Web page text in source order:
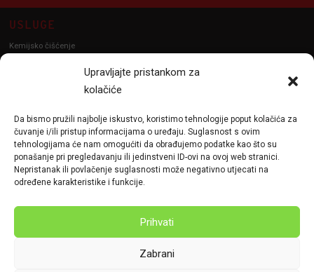
Upravljajte pristankom za
kolačiće
Da bismo pružili najbolje iskustvo, koristimo tehnologije poput kolačića za
čuvanje i/ili pristup informacijama o uređaju. Suglasnost s ovim
tehnologijama će nam omogućiti da obrađujemo podatke kao što su
ponašanje pri pregledavanju ili jedinstveni ID-ovi na ovoj web stranici.
Nepristanak ili povlačenje suglasnosti može negativno utjecati na
određene karakteristike i funkcije.
Prihvati
Zabrani
USLUGE
Kemijsko čišćenje
PPF
Keramička zaštita vozila
KONTAKT
info@chaos-garage.eu
Sarajevska cesta 29, 10000 Zagreb